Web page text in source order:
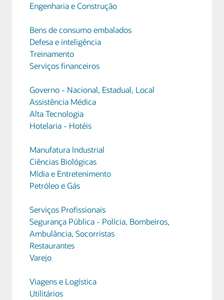
Engenharia e Construção
Bens de consumo embalados
Defesa e inteligência
Treinamento
Serviços financeiros
Governo - Nacional, Estadual, Local
Assistência Médica
Alta Tecnologia
Hotelaria - Hotéis
Manufatura Industrial
Ciências Biológicas
Mídia e Entretenimento
Petróleo e Gás
Serviços Profissionais
Segurança Pública - Polícia, Bombeiros,
Ambulância, Socorristas
Restaurantes
Varejo
Viagens e Logística
Utilitários